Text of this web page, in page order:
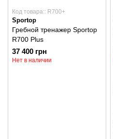
Код товара:: R700+
Sportop
Гребной тренажер Sportop
R700 Plus
37 400 грн
Нет в наличии